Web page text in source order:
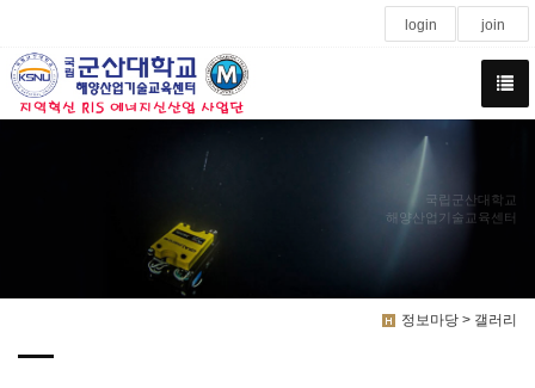
login join
국립군산대학교
해양산업기술교육센터
정보마당 > 갤러리